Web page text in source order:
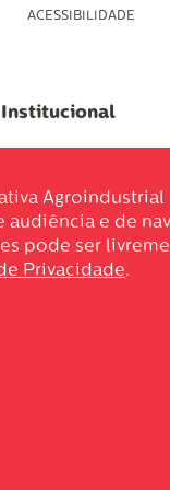
ACESSIBILIDADE
Institucional
e de
pode ser
Privacidade.